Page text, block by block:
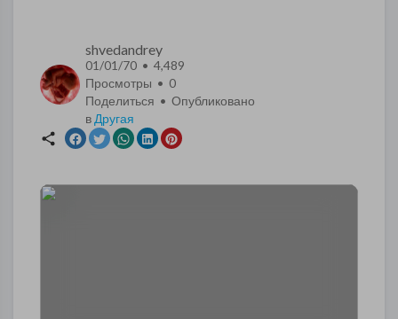
shvedandrey
01/01/70 • 4,489
Просмотры • 0
Поделиться • Опубликовано
в Другая